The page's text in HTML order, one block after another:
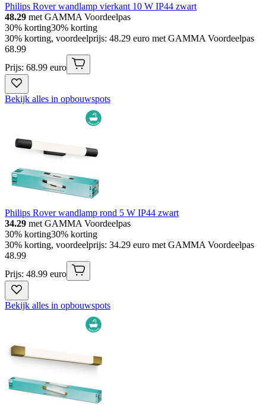
Philips Rover wandlamp vierkant 10 W IP44 zwart
48.29 met GAMMA Voordeelpas
30% korting30% korting
30% korting, voordeelprijs: 48.29 euro met GAMMA Voordeelpas
68.99
Prijs: 68.99 euro
Bekijk alles in opbouwspots
Philips Rover wandlamp rond 5 W IP44 zwart
34.29 met GAMMA Voordeelpas
30% korting30% korting
30% korting, voordeelprijs: 34.29 euro met GAMMA Voordeelpas
48.99
Prijs: 48.99 euro
Bekijk alles in opbouwspots